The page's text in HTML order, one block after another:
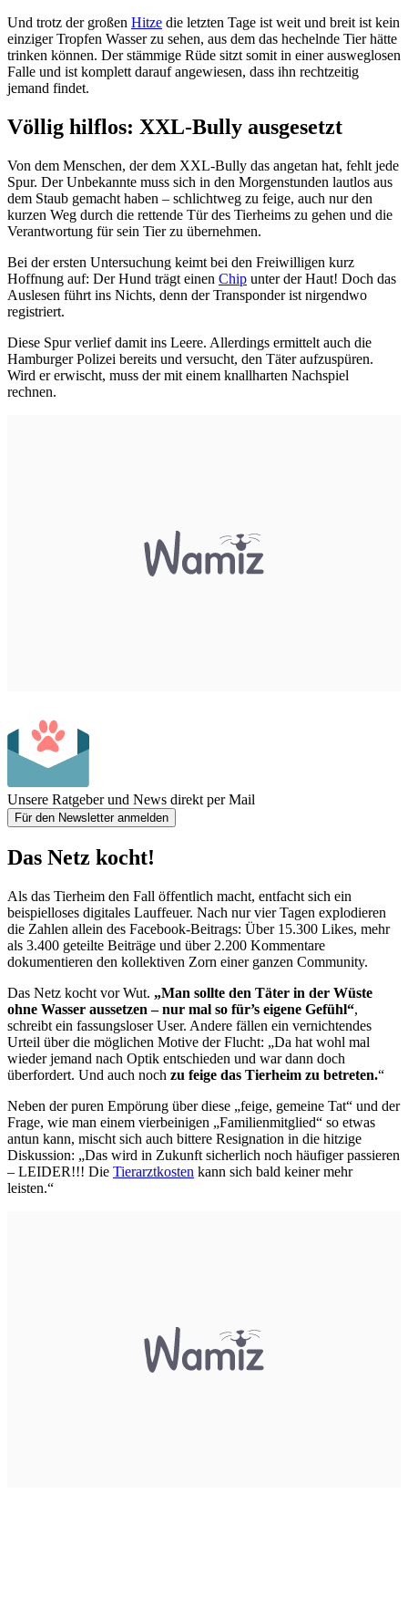
Und trotz der großen Hitze die letzten Tage ist weit und breit ist kein
einziger Tropfen Wasser zu sehen, aus dem das hechelnde Tier hätte
trinken können. Der stämmige Rüde sitzt somit in einer ausweglosen
Falle und ist komplett darauf angewiesen, dass ihn rechtzeitig
jemand findet.
Völlig hilflos: XXL-Bully ausgesetzt
Von dem Menschen, der dem XXL-Bully das angetan hat, fehlt jede
Spur. Der Unbekannte muss sich in den Morgenstunden lautlos aus
dem Staub gemacht haben – schlichtweg zu feige, auch nur den
kurzen Weg durch die rettende Tür des Tierheims zu gehen und die
Verantwortung für sein Tier zu übernehmen.
Bei der ersten Untersuchung keimt bei den Freiwilligen kurz
Hoffnung auf: Der Hund trägt einen Chip unter der Haut! Doch das
Auslesen führt ins Nichts, denn der Transponder ist nirgendwo
registriert.
Diese Spur verlief damit ins Leere. Allerdings ermittelt auch die
Hamburger Polizei bereits und versucht, den Täter aufzuspüren.
Wird er erwischt, muss der mit einem knallharten Nachspiel
rechnen.
Unsere Ratgeber und News direkt per Mail
Für den Newsletter anmelden
Das Netz kocht!
Als das Tierheim den Fall öffentlich macht, entfacht sich ein
beispielloses digitales Lauffeuer. Nach nur vier Tagen explodieren
die Zahlen allein des Facebook-Beitrags: Über 15.300 Likes, mehr
als 3.400 geteilte Beiträge und über 2.200 Kommentare
dokumentieren den kollektiven Zorn einer ganzen Community.
Das Netz kocht vor Wut. „Man sollte den Täter in der Wüste
ohne Wasser aussetzen – nur mal so für’s eigene Gefühl“,
schreibt ein fassungsloser User. Andere fällen ein vernichtendes
Urteil über die möglichen Motive der Flucht: „Da hat wohl mal
wieder jemand nach Optik entschieden und war dann doch
überfordert. Und auch noch zu feige das Tierheim zu betreten.“
Neben der puren Empörung über diese „feige, gemeine Tat“ und der
Frage, wie man einem vierbeinigen „Familienmitglied“ so etwas
antun kann, mischt sich auch bittere Resignation in die hitzige
Diskussion: „Das wird in Zukunft sicherlich noch häufiger passieren
– LEIDER!!! Die Tierarztkosten kann sich bald keiner mehr
leisten.“